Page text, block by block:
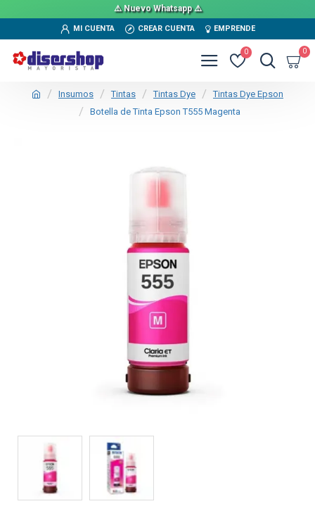
⚠️ Nuevo Whatsapp ⚠️
MI CUENTA CREAR CUENTA EMPRENDE
0 0
Insumos Tintas Tintas Dye
Tintas Dye Epson
Botella de Tinta Epson T555 Magenta